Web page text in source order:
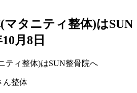
タニティ整体)はSUN
月8日
ん整体